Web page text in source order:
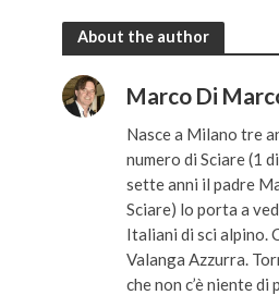
About the author
Marco Di
Nasce a Milano tre
numero di Sciare (1
sette anni il padre
Sciare) lo porta a
Italiani di sci alpino.
Valanga Azzurra.
che non c’è niente di